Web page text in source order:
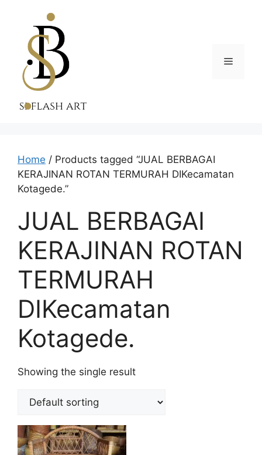
content
Menu
Home / Products tagged “JUAL BERBAGAI
KERAJINAN ROTAN TERMURAH DIKecamatan
Kotagede.”
JUAL BERBAGAI
KERAJINAN ROTAN
TERMURAH
DIKecamatan
Kotagede.
Showing the single result